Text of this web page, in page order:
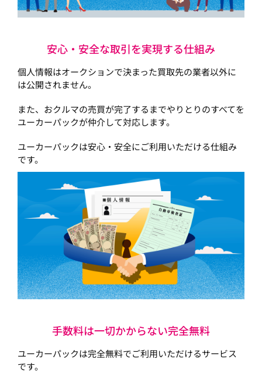
安心・安全な取引を実現する仕組み
個人情報はオークションで決まった買取先の業者以外に
は公開されません。
また、おクルマの売買が完了するまでやりとりのすべてを
ユーカーパックが仲介して対応します。
ユーカーパックは安心・安全にご利用いただける仕組み
です。
手数料は一切かからない完全無料
ユーカーパックは完全無料でご利用いただけるサービス
です。